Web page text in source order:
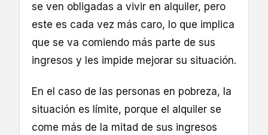
se ven obligadas a vivir en alquiler, pero
este es cada vez más caro, lo que implica
que se va comiendo más parte de sus
ingresos y les impide mejorar su situación.
En el caso de las personas en pobreza, la
situación es límite, porque el alquiler se
come más de la mitad de sus ingresos